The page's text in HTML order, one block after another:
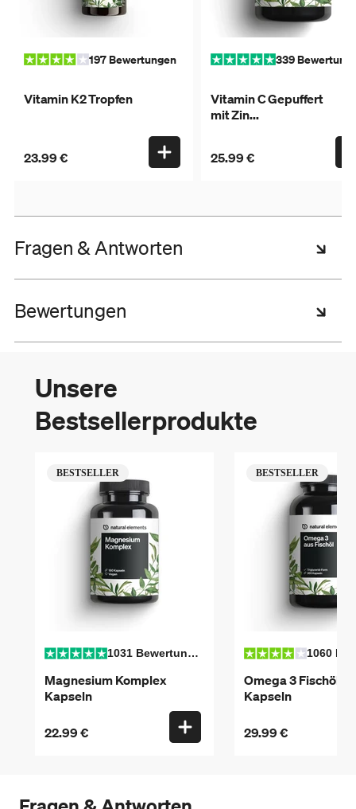
197 Bewertungen
Vitamin K2 Tropfen
23.99 €
339
Vitamin C Gepuffert
mit Zin...
25.99 €
Fragen & Antworten
Bewertungen
Unsere
Bestsellerprodukte
BESTSELLER
1031 Bewertungen
Magnesium Komplex
Kapseln
22.99 €
BESTSELLER
Omega 3 Fischöl
Kapseln
29.99 €